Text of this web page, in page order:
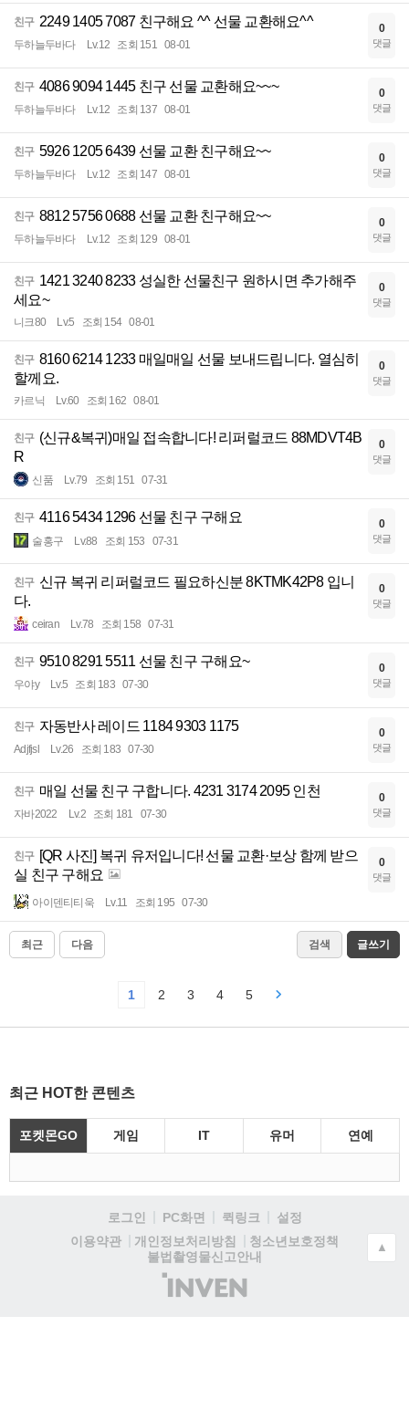
친구 2249 1405 7087 친구해요 ^^ 선물 교환해요^^
두하늘두바다 Lv.12 조회 151 08-01
0
댓글
친구 4086 9094 1445 친구 선물 교환해요~~~
두하늘두바다 Lv.12 조회 137 08-01
0
댓글
친구 5926 1205 6439 선물 교환 친구해요~~
두하늘두바다 Lv.12 조회 147 08-01
0
댓글
친구 8812 5756 0688 선물 교환 친구해요~~
두하늘두바다 Lv.12 조회 129 08-01
0
댓글
친구 1421 3240 8233 성실한 선물친구 원하시면 추가해주
세요~
니크80 Lv.5 조회 154 08-01
0
댓글
친구 8160 6214 1233 매일매일 선물 보내드립니다. 열심히
할께요.
카르닉 Lv.60 조회 162 08-01
0
댓글
친구 (신규&복귀)매일 접속합니다! 리퍼럴코드 88MDVT4B
R
신품 Lv.79 조회 151 07-31
0
댓글
친구 4116 5434 1296 선물 친구 구해요
술홍구 Lv.88 조회 153 07-31
0
댓글
친구 신규 복귀 리퍼럴코드 필요하신분 8KTMK42P8 입니
다.
ceiran Lv.78 조회 158 07-31
0
댓글
친구 9510 8291 5511 선물 친구 구해요~
우야y Lv.5 조회 183 07-30
0
댓글
친구 자동반사 레이드 1184 9303 1175
Adjfjsl Lv.26 조회 183 07-30
0
댓글
친구 매일 선물 친구 구합니다. 4231 3174 2095 인천
자바2022 Lv.2 조회 181 07-30
0
댓글
친구 [QR 사진] 복귀 유저입니다! 선물 교환·보상 함께 받으
실 친구 구해요
아이덴티티욱 Lv.11 조회 195 07-30
0
댓글
최근 다음 검색 글쓰기
1 2 3 4 5
최근 HOT한 콘텐츠
포켓몬GO 게임 IT 유머 연예
로그인 PC화면 퀵링크
설정
이용약관
개인정보처리방침
청소년보호정책
불법촬영물신고안내
(주)
인
▲